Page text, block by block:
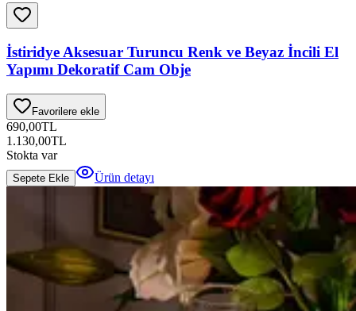
İstiridye Aksesuar Turuncu Renk ve Beyaz İncili El
Yapımı Dekoratif Cam Obje
Favorilere ekle
690,00TL
1.130,00TL
Stokta var
Sepete Ekle Ürün detayı